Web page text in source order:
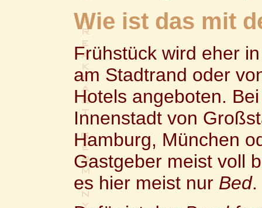
Wie ist das mit
Frühstück wird eher
am Stadtrand oder
Hotels angeboten.
Innenstadt von
Hamburg, München
Gastgeber meist voll
es hier meist nur Bed.